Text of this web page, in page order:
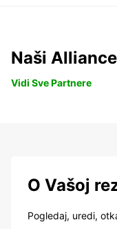
Naši
Vidi Sve Partnere
O Vašoj
Pogledaj, uredi,